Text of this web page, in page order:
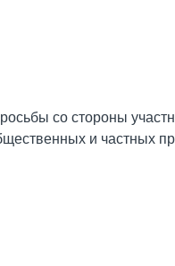
со стороны
и частных